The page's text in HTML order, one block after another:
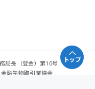
局長（登金）第10号 加入協
融先物取引業協会
トップ